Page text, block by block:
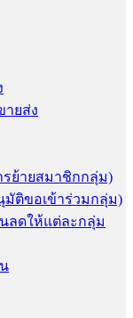
ายส่ง
ย้ายสมาชิกกลุ่ม)
มัติขอเข้าร่วมกลุ่ม)
ลดให้แต่ละกลุ่ม